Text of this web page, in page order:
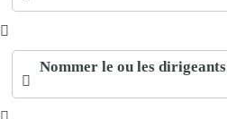
Nommer le ou les dirigeants